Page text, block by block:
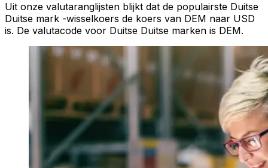
Uit onze valutaranglijsten blijkt dat de populairste Duitse
Duitse mark -wisselkoers de koers van DEM naar USD
is. De valutacode voor Duitse Duitse marken is DEM.